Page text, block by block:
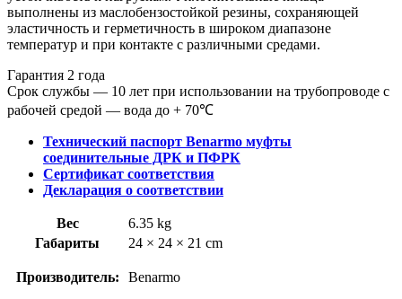
выполнены из маслобензостойкой резины, сохраняющей
эластичность и герметичность в широком диапазоне
температур и при контакте с различными средами.
Гарантия 2 года
Срок службы — 10 лет при использовании на трубопроводе с
рабочей средой — вода до + 70℃
Технический паспорт Benarmo муфты
соединительные ДРК и ПФРК
Сертификат соответствия
Декларация о соответствии
Вес
6.35 kg
Габариты
24 × 24 × 21 cm
Производитель: Benarmo